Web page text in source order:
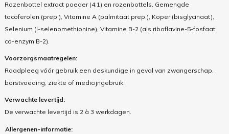
Rozenbottel extract poeder (4:1) en rozenbottels, Gemengde
tocoferolen (prep.), Vitamine A (palmitaat prep.), Koper (bisglycinaat),
Selenium (l-selenomethionine), Vitamine B-2 (als riboflavine-5-fosfaat:
co-enzym B-2).
Voorzorgsmaatregelen:
Raadpleeg vóór gebruik een deskundige in geval van zwangerschap,
borstvoeding, ziekte of medicijngebruik.
Verwachte levertijd:
De verwachte levertijd is 2 à 3 werkdagen.
Allergenen-informatie: